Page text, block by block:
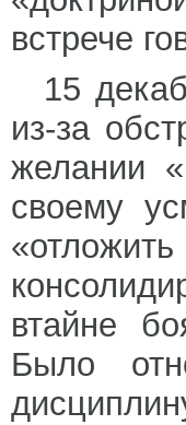
встрече
15
из-за
желании
своему
втайне
Было